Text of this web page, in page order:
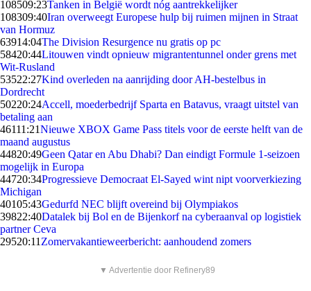
108509:23Tanken in België wordt nóg aantrekkelijker
108309:40Iran overweegt Europese hulp bij ruimen mijnen in Straat
van Hormuz
63914:04The Division Resurgence nu gratis op pc
58420:44Litouwen vindt opnieuw migrantentunnel onder grens met
Wit-Rusland
53522:27Kind overleden na aanrijding door AH-bestelbus in
Dordrecht
50220:24Accell, moederbedrijf Sparta en Batavus, vraagt uitstel van
betaling aan
46111:21Nieuwe XBOX Game Pass titels voor de eerste helft van de
maand augustus
44820:49Geen Qatar en Abu Dhabi? Dan eindigt Formule 1-seizoen
mogelijk in Europa
44720:34Progressieve Democraat El-Sayed wint nipt voorverkiezing
Michigan
40105:43Gedurfd NEC blijft overeind bij Olympiakos
39822:40Datalek bij Bol en de Bijenkorf na cyberaanval op logistiek
partner Ceva
29520:11 Zomervakantieweerbericht: aanhoudend zomers
▼ Advertentie door Refinery89